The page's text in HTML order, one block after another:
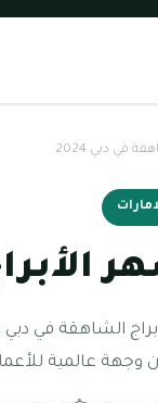
في دبي 2024
الشاهقة في
وجهة عالمية